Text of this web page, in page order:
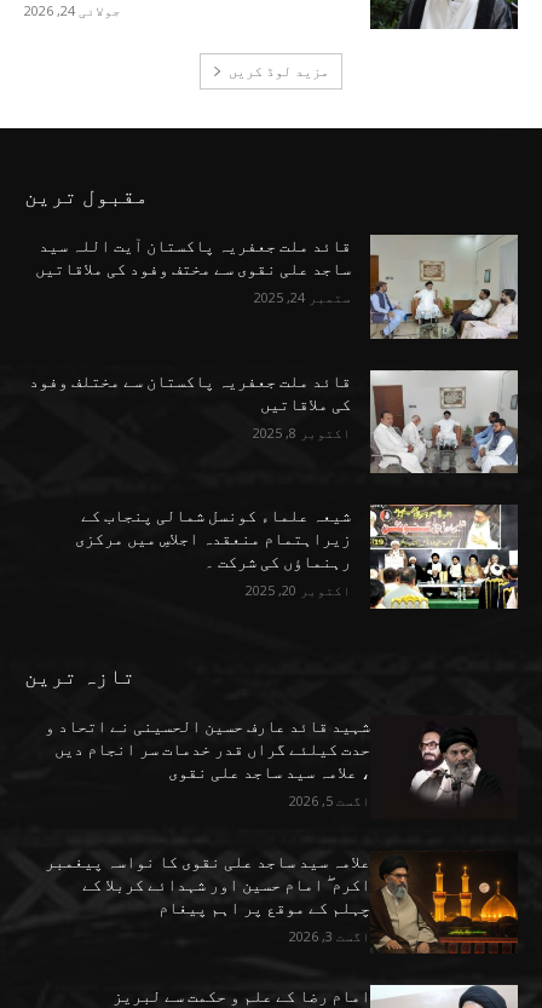
جولائی 24, 2026
مزید لوڈ کریں
مقبول ترین
قائد ملت جعفریہ پاکستان آیت اللہ سید
ساجد علی نقوی سے مختف وفود کی ملاقاتیں
ستمبر 24, 2025
قائد ملت جعفریہ پاکستان سے مختلف وفود
کی ملاقاتیں
اکتوبر 8, 2025
شیعہ علماء کونسل شمالی پنجاب کے
زیراہتمام منعقدہ اجلاسِ میں مرکزی
رہنماؤں کی شرکت ۔
اکتوبر 20, 2025
تازہ ترین
شہید قائد عارف حسین الحسینی نے اتحاد و
حدت کیلئے گراں قدر خدمات سر انجام دیں
، علامہ سید ساجد علی نقوی
اگست 5, 2026
علامہ سید ساجد علی نقوی کا نواسہ پیغمبر
اکرم ۖ امام حسین اور شہدائے کربلا کے
چہلم کے موقع پر اہم پیغام
اگست 3, 2026
امام رضا کے علم و حکمت سے لبریز